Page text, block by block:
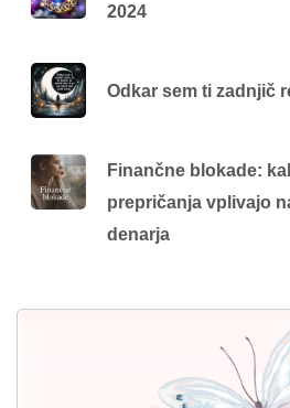
2024
Odkar sem ti zadnjič
Finančne blokade:
prepričanja vplivajo
denarja